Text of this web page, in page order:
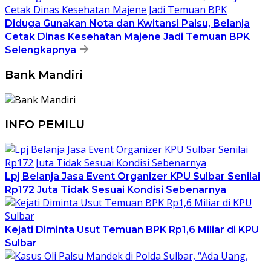
Diduga Gunakan Nota dan Kwitansi Palsu, Belanja
Cetak Dinas Kesehatan Majene Jadi Temuan BPK
Selengkapnya
Bank Mandiri
INFO PEMILU
Lpj Belanja Jasa Event Organizer KPU Sulbar Senilai
Rp172 Juta Tidak Sesuai Kondisi Sebenarnya
Kejati Diminta Usut Temuan BPK Rp1,6 Miliar di KPU
Sulbar